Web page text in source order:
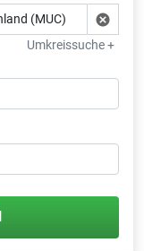
Umkreissuche +